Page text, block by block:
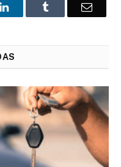
LinkedInTumblr